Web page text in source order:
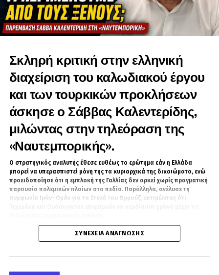
Σκληρή κριτική στην ελληνική
διαχείριση του καλωδιακού έργου
και των τουρκικών προκλήσεων
άσκησε ο Σάββας Καλεντερίδης,
μιλώντας στην τηλεόραση της
«Ναυτεμπορικής».
Ο στρατηγικός αναλυτής έθεσε ευθέως το ερώτημα εάν η Ελλάδα
μπορεί να υπερασπιστεί μόνη της τα κυριαρχικά της δικαιώματα, ενώ
προειδοποίησε ότι η εμπλοκή της Γαλλίας δεν αρκεί χωρίς πραγματική
παρουσία πολεμικών πλοίων στο πεδίο. Παράλληλα, ανέλυσε τη
συμφωνία Ιράν–Ομάν για τα Στενά του Ορμούζ, εκτιμώντας ότι
Σε δύο από τα κρισιμότερα μέτωπα της διεθνούς και ελληνικής
επικαιρότητας επικεντρώθηκε η παρέμβαση του Σάββα Καλεντερίδη:
ΣΥΝΈΧΕΙΑ ΑΝΆΓΝΩΣΗΣ